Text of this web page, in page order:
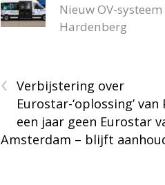
Nieuw OV-
Hardenberg
‹ Verbijstering over
Eurostar-‘oplossing’ van
een jaar geen Eurostar
Amsterdam – blijft